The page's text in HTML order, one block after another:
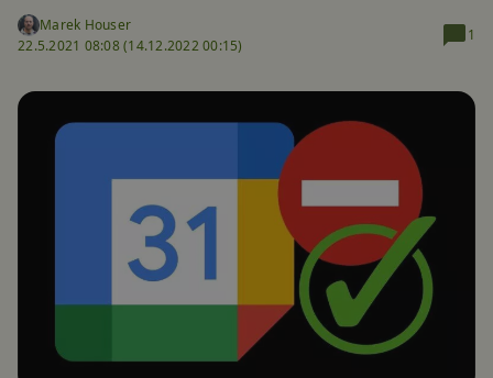
Marek Houser
22.5.2021 08:08 (14.12.2022 00:15)
1